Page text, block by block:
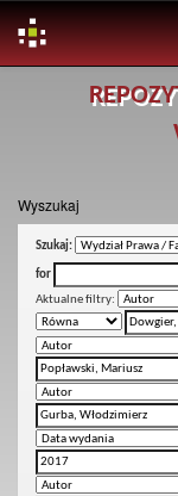
Wyszukaj
Szukaj:
for
Aktualne filtry: